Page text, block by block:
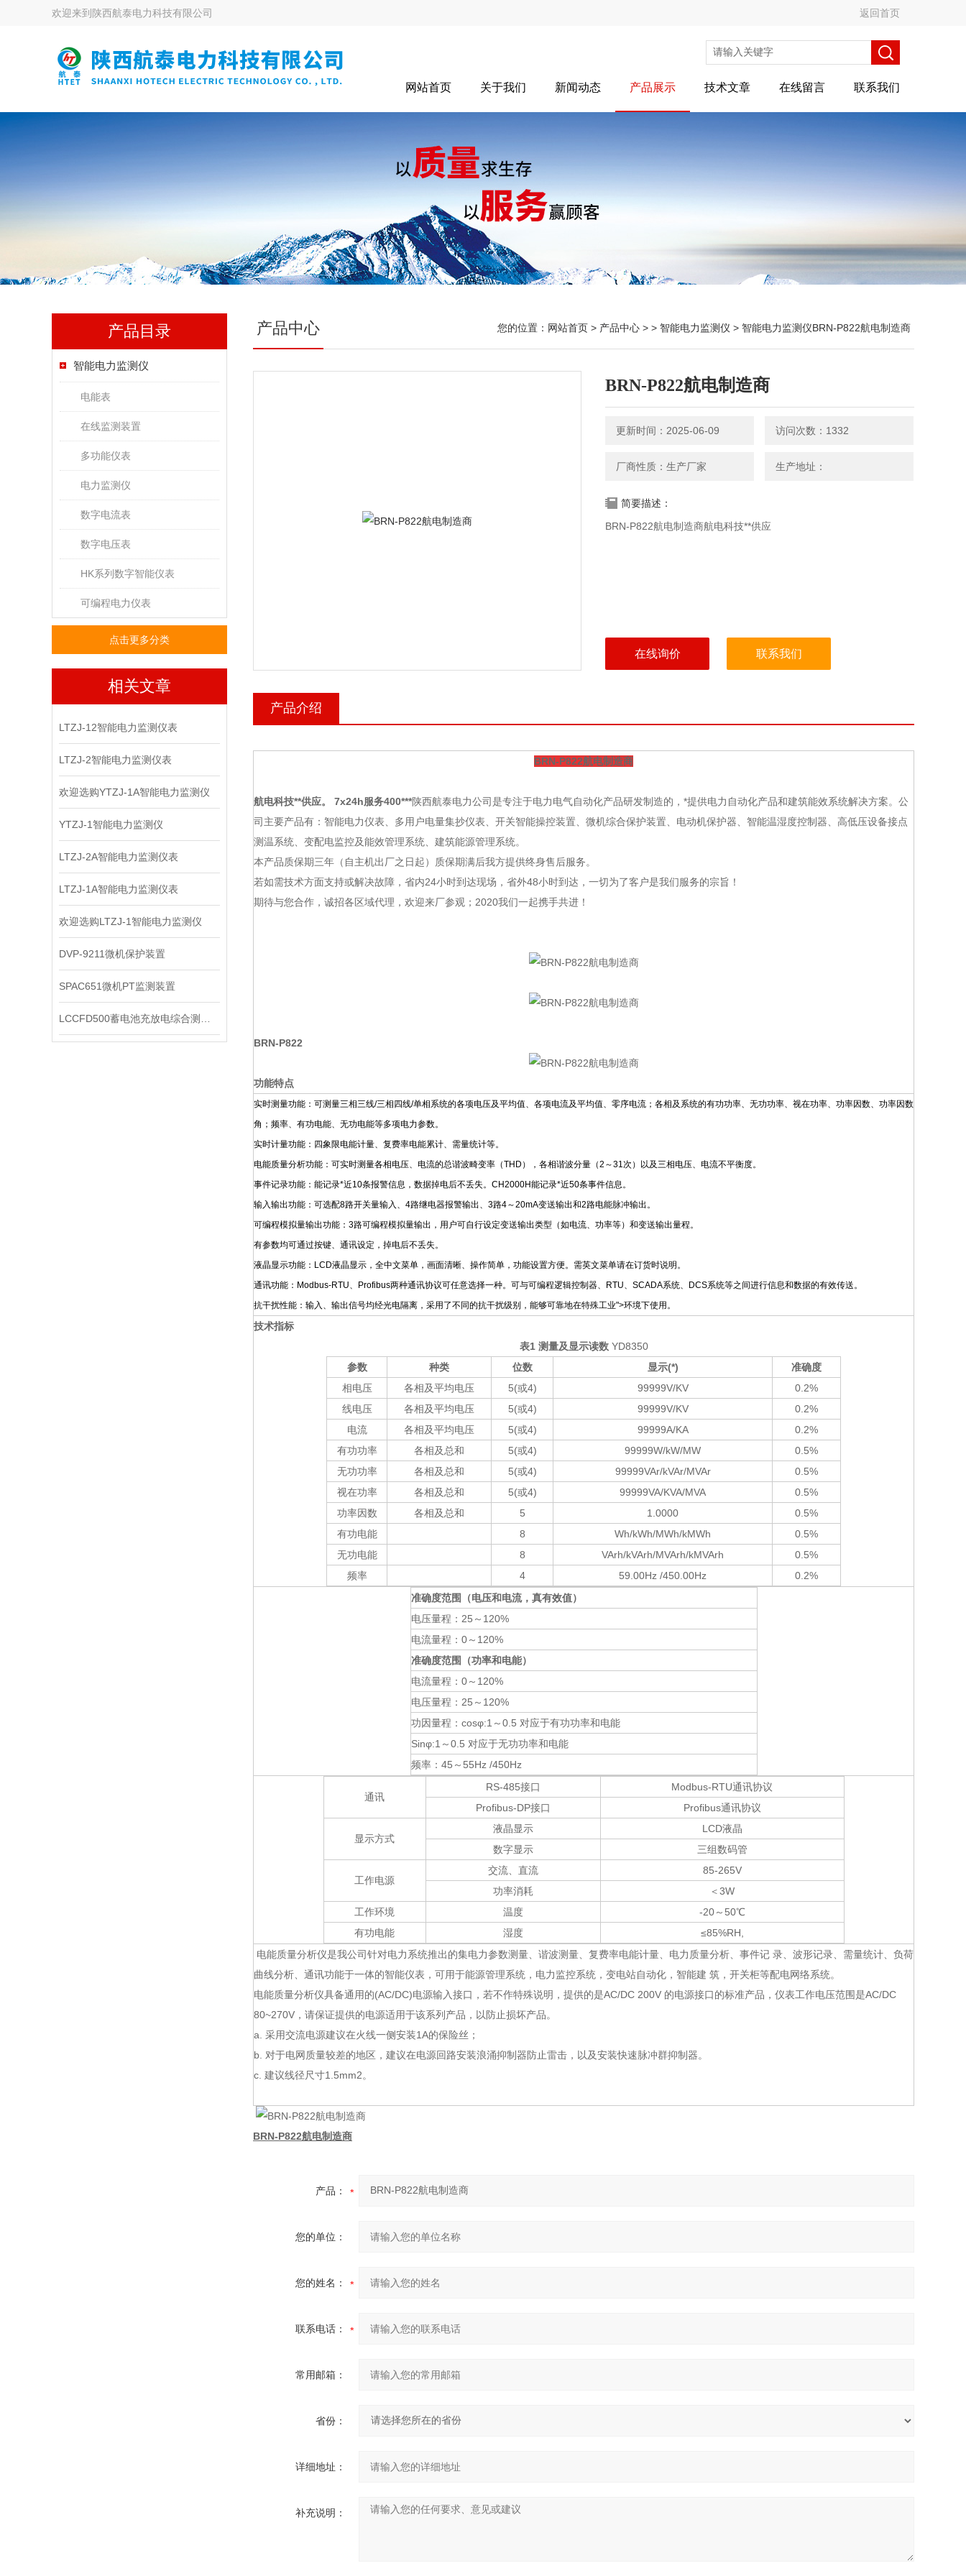
欢迎来到 陕西航泰电力科技有限公司 返回首页
网站首页 关于我们 新闻动态 产品展示 技术文章 在线留言 联系我们
产品目录
智能电力监测仪
电能表
在线监测装置
多功能仪表
电力监测仪
数字电流表
数字电压表
HK系列数字智能仪表
可编程电力仪表
点击更多分类
相关文章
LTZJ-12智能电力监测仪表
LTZJ-2智能电力监测仪表
欢迎选购YTZJ-1A智能电力监测仪
YTZJ-1智能电力监测仪
LTZJ-2A智能电力监测仪表
LTZJ-1A智能电力监测仪表
欢迎选购LTZJ-1智能电力监测仪
DVP-9211微机保护装置
SPAC651微机PT监测装置
产品中心 您的位置： 网站首页 > 产品中心 > > 智能电力监测仪 > 智能电力监测仪BRN-P822航电制造商
BRN-P822航电制造商
更新时间：2025-06-09 访问次数：1332
厂商性质：生产厂家 生产地址：
简要描述：
BRN-P822航电制造商航电科技**供应
在线询价 联系我们
产品介绍
BRN-P822航电制造商
航电科技**供应。 7x24h服务400***陕西航泰电力公司是专注于电力电气自动化产品研发制造的，*提供电力自动化产品和建筑能效系统解决方案。公
司主要产品有：智能电力仪表、多用户电量集抄仪表、开关智能操控装置、微机综合保护装置、电动机保护器、智能温湿度控制器、高低压设备接点
测温系统、变配电监控及能效管理系统、建筑能源管理系统。
本产品质保期三年（自主机出厂之日起）质保期满后我方提供终身售后服务。
若如需技术方面支持或解决故障，省内24小时到达现场，省外48小时到达，一切为了客户是我们服务的宗旨！
期待与您合作，诚招各区域代理，欢迎来厂参观；2020我们一起携手共进！
BRN-P822
功能特点
实时测量功能：可测量三相三线/三相四线/单相系统的各项电压及平均值、各项电流及平均值、零序电流；各相及系统的有功功率、无功功率、视在功率、功率因数、功率因数
角；频率、有功电能、无功电能等多项电力参数。
实时计量功能：四象限电能计量、复费率电能累计、需量统计等。
电能质量分析功能：可实时测量各相电压、电流的总谐波畸变率（THD），各相谐波分量（2～31次）以及三相电压、电流不平衡度。
事件记录功能：能记录*近10条报警信息，数据掉电后不丢失。CH2000H能记录*近50条事件信息。
输入输出功能：可选配8路开关量输入、4路继电器报警输出、3路4～20mA变送输出和2路电能脉冲输出。
可编程模拟量输出功能：3路可编程模拟量输出，用户可自行设定变送输出类型（如电流、功率等）和变送输出量程。
有参数均可通过按键、通讯设定，掉电后不丢失。
液晶显示功能：LCD液晶显示，全中文菜单，画面清晰、操作简单，功能设置方便。需英文菜单请在订货时说明。
通讯功能：Modbus-RTU、Profibus两种通讯协议可任意选择一种。可与可编程逻辑控制器、RTU、SCADA系统、DCS系统等之间进行信息和数据的有效传送。
抗干扰性能：输入、输出信号均经光电隔离，采用了不同的抗干扰级别，能够可靠地在特殊工业">环境下使用。
技术指标
表1 测量及显示读数 YD8350
参数
种类 位数 显示(*)
准确度
相电压
各相及平均电压 5(或4) 99999V/KV
0.2%
线电压
各相及平均电压 5(或4) 99999V/KV
0.2%
电流
各相及平均电压 5(或4) 99999A/KA
0.2%
有功功率
各相及总和 5(或4) 99999W/kW/MW
0.5%
无功功率
各相及总和 5(或4) 99999VAr/kVAr/MVAr
0.5%
视在功率
各相及总和 5(或4) 99999VA/KVA/MVA
0.5%
功率因数
各相及总和 5 1.0000
0.5%
有功电能
8 Wh/kWh/MWh/kMWh
0.5%
无功电能
8 VArh/kVArh/MVArh/kMVArh
0.5%
频率
4 59.00Hz /450.00Hz
0.2%
准确度范围（电压和电流，真有效值）
电压量程： 25～120%
电流量程： 0～120%
准确度范围（功率和电能）
电流量程： 0～120%
电压量程： 25～120%
功因量程： cosφ:1～0.5 对应于有功功率和电能
Sinφ:1～0.5 对应于无功功率和电能
频率： 45～55Hz /450Hz
通讯
RS-485接口
Modbus-RTU通讯协议
Profibus-DP接口
Profibus通讯协议
显示方式
液晶显示
LCD液晶
数字显示
三组数码管
工作电源
交流、直流
85-265V
功率消耗
＜3W
工作环境
温度 -20～ 50℃
有功电能
湿度
≤85%RH,
电能质量分析仪是我公司针对电力系统推出的集电力参数测量、谐波测量、复费率电能计量、电力质量分析、事件记 录、波形记录、需量统计、负荷
曲线分析、通讯功能于一体的智能仪表，可用于能源管理系统，电力监控系统，变电站自动化，智能建 筑，开关柜等配电网络系统。
电能质量分析仪具备通用的(AC/DC)电源输入接口，若不作特殊说明，提供的是AC/DC 200V 的电源接口的标准产品，仪表工作电压范围是AC/DC
80~270V，请保证提供的电源适用于该系列产品，以防止损坏产品。
a. 采用交流电源建议在火线一侧安装1A的保险丝；
b. 对于电网质量较差的地区，建议在电源回路安装浪涌抑制器防止雷击，以及安装快速脉冲群抑制器。
c. 建议线径尺寸1.5mm2。
BRN-P822航电制造商
产品：
您的单位：
您的姓名：
联系电话：
常用邮箱：
省份：
详细地址：
补充说明：